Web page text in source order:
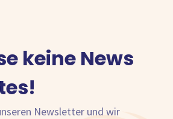
keine News
Newsletter und wir